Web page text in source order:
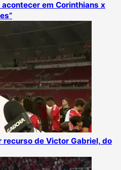
em Corinthians x
recurso de Victor Gabriel, do